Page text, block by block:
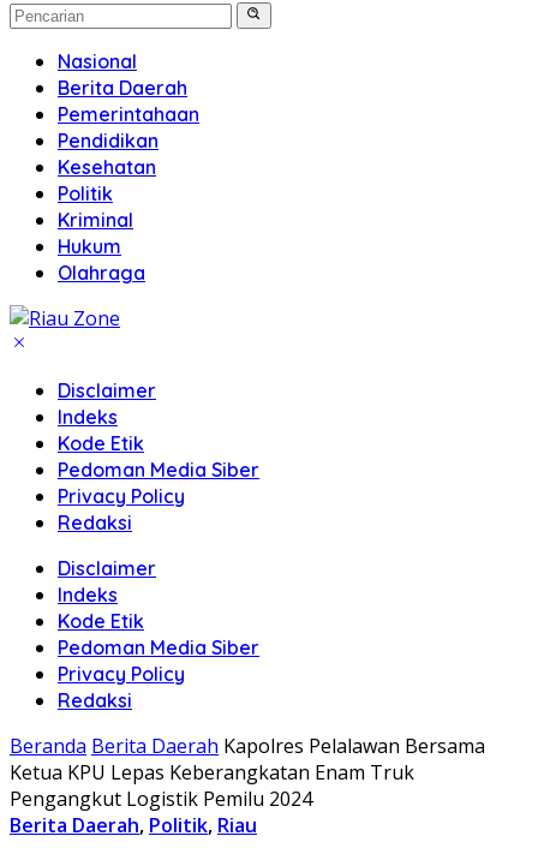
Nasional
Berita Daerah
Pemerintahaan
Pendidikan
Kesehatan
Politik
Kriminal
Hukum
Olahraga
Disclaimer
Indeks
Kode Etik
Pedoman Media Siber
Privacy Policy
Redaksi
Disclaimer
Indeks
Kode Etik
Pedoman Media Siber
Privacy Policy
Redaksi
Beranda Berita Daerah Kapolres Pelalawan Bersama
Ketua KPU Lepas Keberangkatan Enam Truk
Pengangkut Logistik Pemilu 2024
Berita Daerah, Politik, Riau